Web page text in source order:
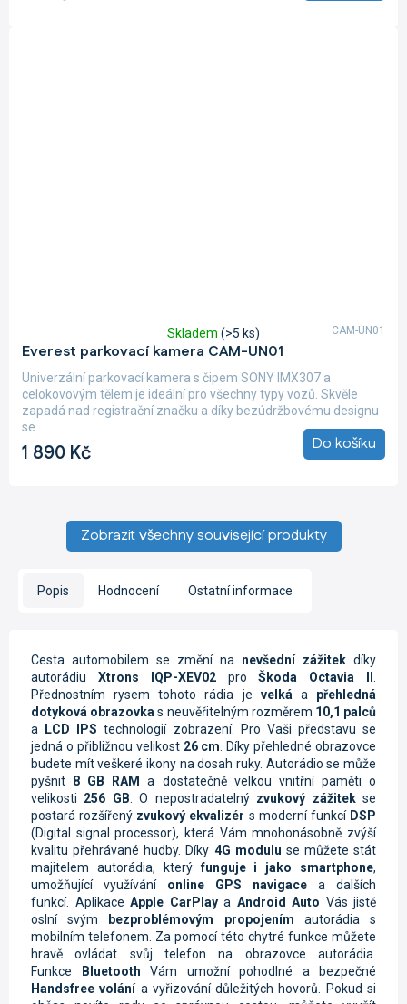
Everest parkovací kamera CAM-UN01
hodnocení
produktu
je
5,0
z
hvězdiček.
Skladem (>5 ks)
1 890 Kč Do košíku
Univerzální parkovací kamera s čipem SONY IMX307 a
celokovovým tělem je ideální pro všechny typy vozů. Skvěle
zapadá nad registrační značku a díky bezúdržbovému designu
se...
CAM-UN01
Zobrazit všechny související produkty
Popis Hodnocení Ostatní informace
Cesta automobilem se změní na nevšední zážitek díky
autorádiu Xtrons IQP-XEV02 pro Škoda Octavia II
Přednostním rysem tohoto rádia je velká a přehledná
dotyková obrazovka s neuvěřitelným rozměrem 10,1 palců
a LCD IPStechnologií zobrazení. Pro Vaši představu se
jedná o přibližnou velikost 26 cm . Díky přehledné obrazovce
budete mít veškeré ikony na dosah ruky. Autorádio se může
pyšnit 8 GB RAM
a dostatečně velkou vnitřní paměti o
velikosti 256 GB . O nepostradatelný zvukový zážitekse
postará rozšířený zvukový ekvalizér s moderní funkcí DSP
(Digital signal processor), která Vám mnohonásobně zvýší
kvalitu přehrávané hudby. Díky 4G modulu se můžete stát
majitelem autorádia, kterýfunguje i jako smartphone,
umožňující využívání online GPS navigace a dalších
funkcí. Aplikace Apple CarPlaya Android Auto Vás jistě
oslní svým
bezproblémovým propojením autorádia s
mobilním telefonem. Za pomocí této chytré funkce můžete
hravě ovládat svůj telefon na obrazovce autorádia.
Funkce
Bluetooth Vám umožní pohodlné a bezpečné
Handsfree volánía vyřizování důležitých hovorů. Pokud si